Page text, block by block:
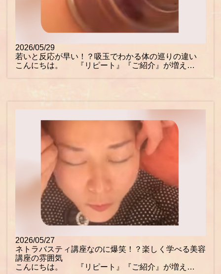
2026/05/29
若いと反応が早い！？吸玉でわかる体の巡りの違い
こんにちは。 『リピート』『ご紹介』が増え…
2026/05/27
ネトラバスティ講座なのに爆笑！？楽しく学べる美容
講座の雰囲気
こんにちは。 『リピート』『ご紹介』が増え…